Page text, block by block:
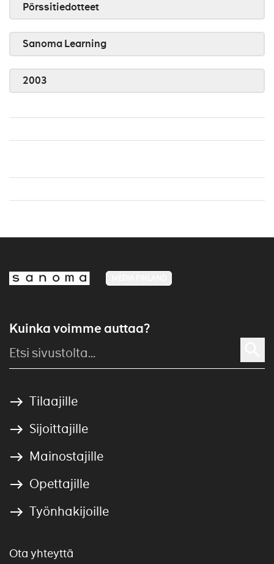
Pörssitiedotteet
Sanoma Learning
2003
Kuinka voimme auttaa?
Tilaajille
Sijoittajille
Mainostajille
Opettajille
Työnhakijoille
Ota yhteyttä